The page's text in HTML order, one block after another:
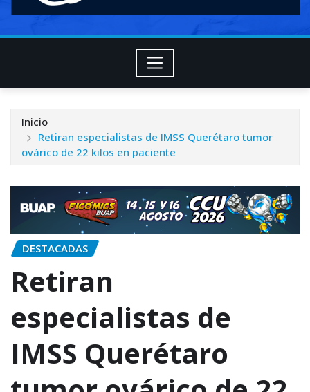
Inicio
Retiran especialistas de IMSS Querétaro tumor
ovárico de 22 kilos en paciente
DESTACADAS
Retiran
especialistas de
IMSS Querétaro